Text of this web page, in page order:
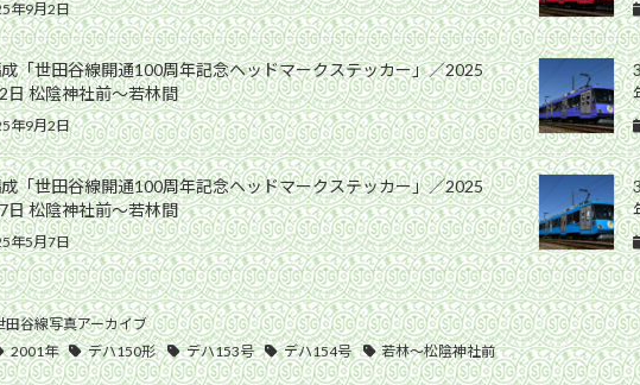
年9月2日
「世田谷線開通100周年記念ヘッドマークステッカー」／2025
日 松陰神社前〜若林間
年9月2日
「世田谷線開通100周年記念ヘッドマークステッカー」／2025
日 松陰神社前〜若林間
年5月7日
田谷線写真アーカイブ
2001年 デハ150形 デハ153号 デハ154号 若林〜松陰神社前